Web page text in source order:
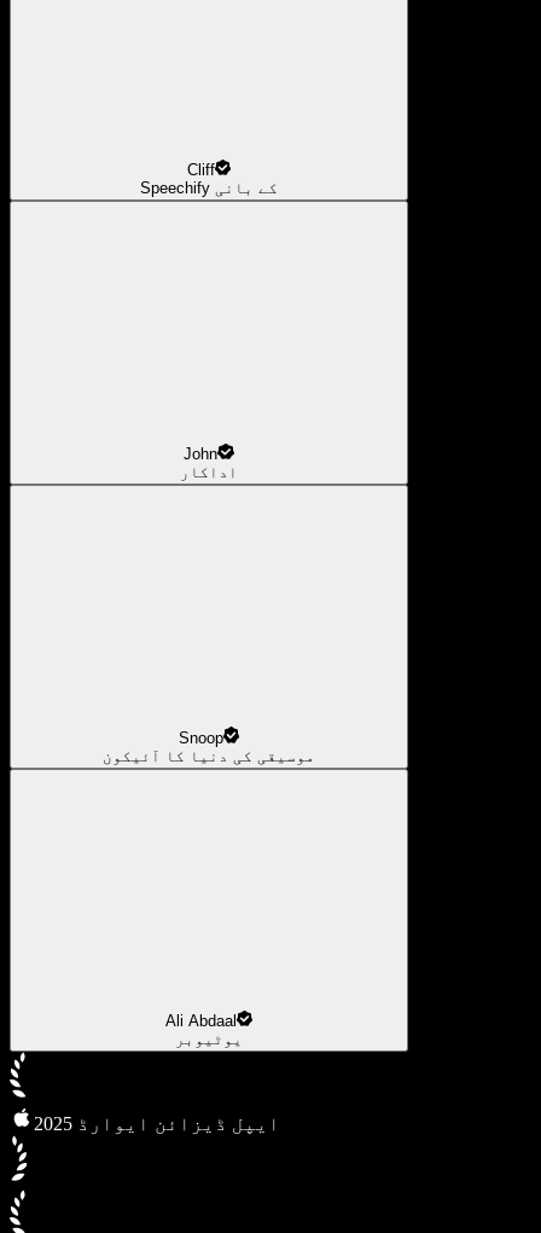
Cliff
Speechify کے بانی
John
اداکار
Snoop
موسیقی کی دنیا کا آئیکون
Ali Abdaal
یوٹیوبر
2025 ایپل ڈیزائن ایوارڈ